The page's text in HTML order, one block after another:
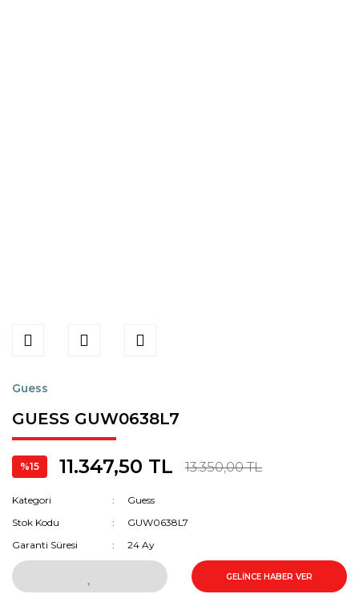
Guess
GUESS GUW0638L7
%15 11.347,50 TL 13.350,00 TL
Kategori
Guess
Stok Kodu
GUW0638L7
Garanti Süresi
24 Ay
GELİNCE HABER VER